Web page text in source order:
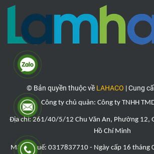
© Bản quyền thuộc về LAHACO |Cung
Công ty chủ quản: Công ty TNHH
Địa chỉ: 261/40/5/12 Chu Văn An, Phường 12,
Hồ Chí Minh
Mã số thuế: 0317837710 - Ngày cấp 16 tháng